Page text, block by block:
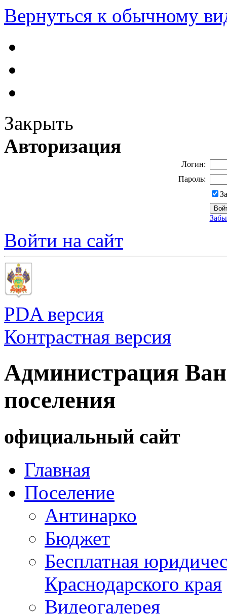
Вернуться к обычному
Закрыть
Авторизация
Логин:
Пароль:
Войти на сайт
PDA версия
Контрастная версия
Администрация
поселения
официальный сайт
Главная
Поселение
Антинарко
Бюджет
Бесплатная
Краснодарского края
Видеогалерея